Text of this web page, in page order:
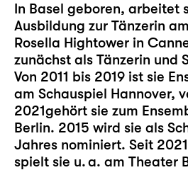
In Basel geboren, arbeitet
Ausbildung zur Tänzerin
Rosella Hightower in
zunächst als Tänzerin und
Von 2011 bis 2019 ist sie
am Schauspiel Hannover,
2021gehört sie zum
Berlin. 2015 wird sie als
Jahres nominiert. Seit
spielt sie u. a. am Theater